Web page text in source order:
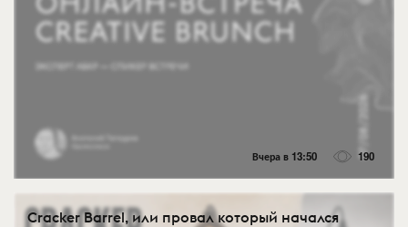
Вчера в 13:50 190
Cracker Barrel, или провал который начался